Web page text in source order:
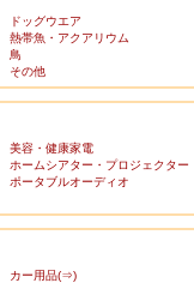
ドッグウエア
熱帯魚・アクアリウム
鳥
その他
美容・健康家電
ホームシアター・プロジェクター
ポータブルオーディオ
カー用品(⇒)